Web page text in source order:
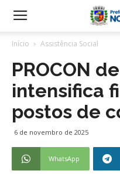
Início Assistência Social
PROCON
intensifica
postos de
6 de novembro de 2025
WhatsApp